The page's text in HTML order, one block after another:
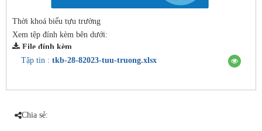
Thời khoá biểu tựu trường
Xem tệp đính kèm bên dưới:
File đính kèm
Tập tin : tkb-28-82023-tuu-truong.xlsx
Chia sẻ: